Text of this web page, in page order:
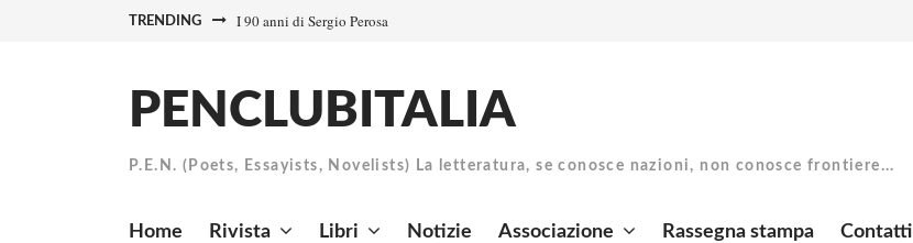
TRENDING I 90 anni di Sergio Perosa
PENCLUBITALIA
P.E.N. (Poets, Essayists, Novelists) La letteratura, se conosce nazioni, non conosce frontiere...
Home Rivista Libri Notizie Associazione Rassegna stampa Contatti